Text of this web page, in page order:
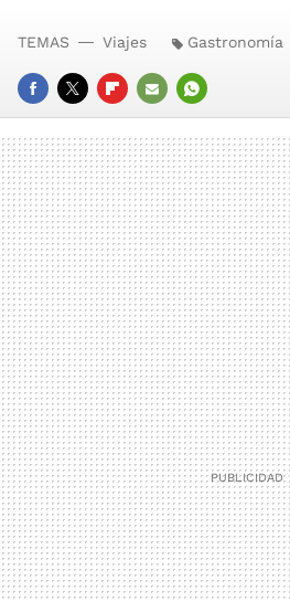
FACEBOOK
TWITTERFLIPBOARD
E-
MAIL
WHATSAPP
TEMAS Viajes Gastronomía